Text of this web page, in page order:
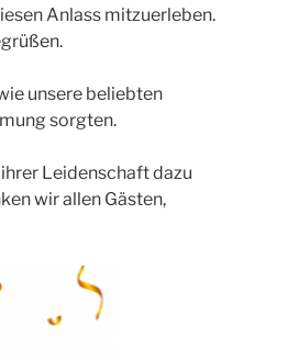
Anlass mitzuerleben.
unsere beliebten
sorgten.
Leidenschaft dazu
wir allen Gästen,